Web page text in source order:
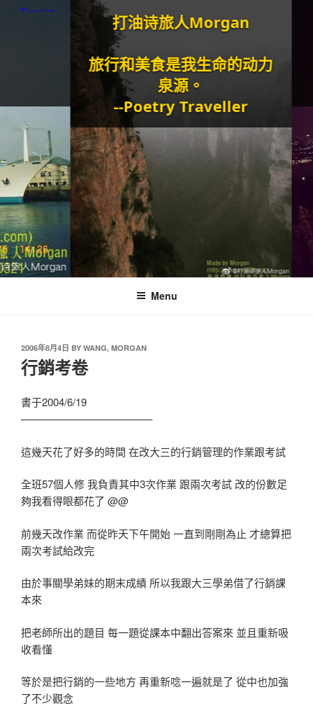
打油诗旅人Morgan
旅行和美食是我生命的动力
泉源。
--Poetry Traveller
Menu
2006年8月4日 BY WANG, MORGAN
行銷考卷
書于2004/6/19
————————————–
這幾天花了好多的時間 在改大三的行銷管理的作業跟考試
全班57個人修 我負責其中3次作業 跟兩次考試 改的份數足
夠我看得眼都花了 @@
前幾天改作業 而從昨天下午開始 一直到剛剛為止 才總算把
兩次考試給改完
由於事關學弟妹的期末成績 所以我跟大三學弟借了行銷課
本來
把老師所出的題目 每一題從課本中翻出答案來 並且重新吸
收看懂
等於是把行銷的一些地方 再重新唸一遍就是了 從中也加強
了不少觀念